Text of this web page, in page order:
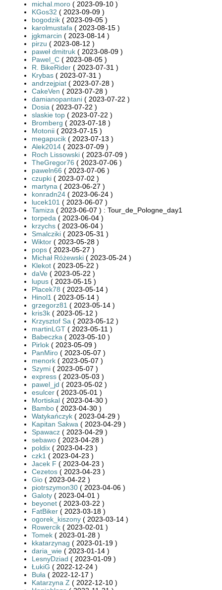
michal.moro ( 2023-09-10 )
KGos32 ( 2023-09-09 )
bogodzik ( 2023-09-05 )
karolmustafa ( 2023-08-15 )
jgkmarcin ( 2023-08-14 )
pirzu ( 2023-08-12 )
paweł dmitruk ( 2023-08-09 )
Pawel_C ( 2023-08-05 )
R. BikeRider ( 2023-07-31 )
Krybas ( 2023-07-31 )
andrzejpiat ( 2023-07-28 )
CakeVen ( 2023-07-28 )
damianopantani ( 2023-07-22 )
Dosia ( 2023-07-22 )
slaskie top ( 2023-07-22 )
Bromberg ( 2023-07-18 )
Motonii ( 2023-07-15 )
megapucik ( 2023-07-13 )
Alek2014 ( 2023-07-09 )
Roch Lissowski ( 2023-07-09 )
TheGregor76 ( 2023-07-06 )
paweln66 ( 2023-07-06 )
czupki ( 2023-07-02 )
martyna ( 2023-06-27 )
konradn24 ( 2023-06-24 )
lucek101 ( 2023-06-07 )
Tamiza ( 2023-06-07 ) : Tour_de_Pologne_day1
torpeda ( 2023-06-04 )
krzychs ( 2023-06-04 )
Smalcziki ( 2023-05-31 )
Wiktor ( 2023-05-28 )
pops ( 2023-05-27 )
Michał Różewski ( 2023-05-24 )
Klekot ( 2023-05-22 )
daVe ( 2023-05-22 )
lupus ( 2023-05-15 )
Placek78 ( 2023-05-14 )
Hinol1 ( 2023-05-14 )
grzegorz81 ( 2023-05-14 )
kris3k ( 2023-05-12 )
Krzysztof Sa ( 2023-05-12 )
martinLGT ( 2023-05-11 )
Babeczka ( 2023-05-10 )
Pirlok ( 2023-05-09 )
PanMiro ( 2023-05-07 )
menork ( 2023-05-07 )
Szymi ( 2023-05-07 )
express ( 2023-05-03 )
pawel_jd ( 2023-05-02 )
esulcer ( 2023-05-01 )
Mortiskal ( 2023-04-30 )
Bambo ( 2023-04-30 )
Watykańczyk ( 2023-04-29 )
Kapitan Sakwa ( 2023-04-29 )
Spawacz ( 2023-04-29 )
sebawo ( 2023-04-28 )
poldix ( 2023-04-23 )
czk1 ( 2023-04-23 )
Jacek F ( 2023-04-23 )
Cezetos ( 2023-04-23 )
Gio ( 2023-04-22 )
piotrszymon30 ( 2023-04-06 )
Galoty ( 2023-04-01 )
beyonet ( 2023-03-22 )
FatBiker ( 2023-03-18 )
ogorek_kiszony ( 2023-03-14 )
Rowercik ( 2023-02-01 )
Tomek ( 2023-01-28 )
kkatarzynag ( 2023-01-19 )
daria_wie ( 2023-01-14 )
LesnyDziad ( 2023-01-09 )
ŁukiG ( 2022-12-24 )
Buła ( 2022-12-17 )
Katarzyna Z ( 2022-12-10 )